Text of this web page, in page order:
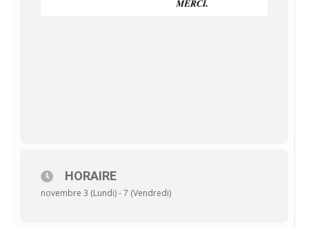
HORAIRE
novembre 3 (Lundi) - 7 (Vendredi)